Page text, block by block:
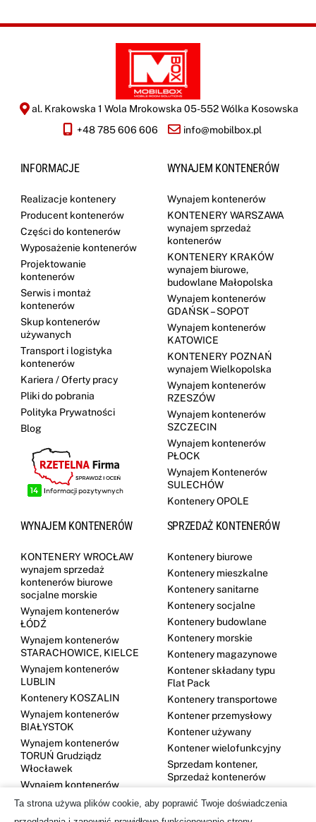
al. Krakowska 1 Wola Mrokowska 05-552 Wólka Kosowska
+48 785 606 606
info@mobilbox.pl
INFORMACJE
Realizacje kontenery
Producent kontenerów
Części do kontenerów
Wyposażenie kontenerów
Projektowanie
kontenerów
Serwis i montaż
kontenerów
Skup kontenerów
używanych
Transport i logistyka
kontenerów
Kariera / Oferty pracy
Pliki do pobrania
Polityka Prywatności
Blog
WYNAJEM KONTENERÓW
Wynajem kontenerów
KONTENERY WARSZAWA
wynajem sprzedaż
kontenerów
KONTENERY KRAKÓW
wynajem biurowe,
budowlane Małopolska
Wynajem kontenerów
GDAŃSK – SOPOT
Wynajem kontenerów
KATOWICE
KONTENERY POZNAŃ
wynajem Wielkopolska
Wynajem kontenerów
RZESZÓW
Wynajem kontenerów
SZCZECIN
Wynajem kontenerów
PŁOCK
Wynajem Kontenerów
SULECHÓW
Kontenery OPOLE
WYNAJEM KONTENERÓW
KONTENERY WROCŁAW
wynajem sprzedaż
kontenerów biurowe
socjalne morskie
Wynajem kontenerów
ŁÓDŹ
Wynajem kontenerów
STARACHOWICE, KIELCE
Wynajem kontenerów
LUBLIN
Kontenery KOSZALIN
Wynajem kontenerów
BIAŁYSTOK
Wynajem kontenerów
TORUŃ Grudziądz
Włocławek
Wynajem kontenerów
SPRZEDAŻ KONTENERÓW
Kontenery biurowe
Kontenery mieszkalne
Kontenery sanitarne
Kontenery socjalne
Kontenery budowlane
Kontenery morskie
Kontenery magazynowe
Kontener składany typu
Flat Pack
Kontenery transportowe
Kontener przemysłowy
Kontener używany
Kontener wielofunkcyjny
Sprzedam kontener,
Sprzedaż kontenerów
Ta strona używa plików cookie, aby poprawić Twoje doświadczenia